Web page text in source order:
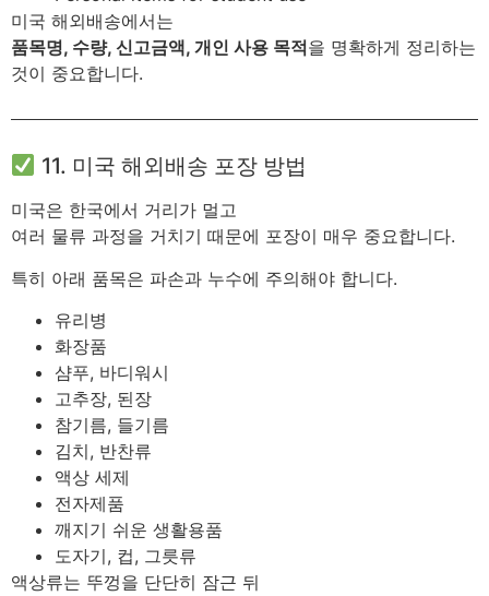
미국 해외배송에서는
품목명, 수량, 신고금액, 개인 사용 목적을 명확하게 정리하는
것이 중요합니다.
11. 미국 해외배송 포장 방법
미국은 한국에서 거리가 멀고
여러 물류 과정을 거치기 때문에 포장이 매우 중요합니다.
특히 아래 품목은 파손과 누수에 주의해야 합니다.
유리병
화장품
샴푸, 바디워시
고추장, 된장
참기름, 들기름
김치, 반찬류
액상 세제
전자제품
깨지기 쉬운 생활용품
도자기, 컵, 그릇류
액상류는 뚜껑을 단단히 잠근 뒤